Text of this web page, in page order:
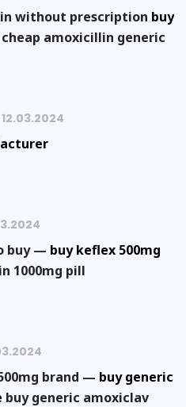
without prescription buy
cheap amoxicillin generic
12.03.2024
buy — buy keflex 500mg
1000mg pill
brand — buy generic
buy generic amoxiclav